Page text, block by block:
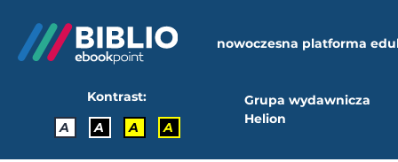
nowoczesna platforma
Kontrast:
A
A A A
Grupa wydawnicza
Helion